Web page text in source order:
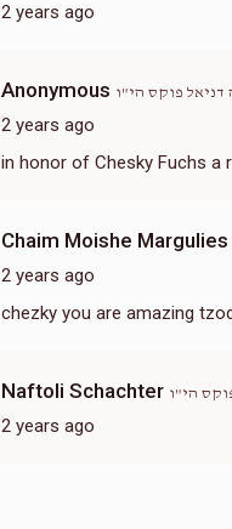
2 years ago
Anonymous דניאל פוקס הי"ו
2 years ago
in honor of Chesky Fuchs a
Chaim Moishe Margulies
2 years ago
Naftoli Schachter הי"ו
2 years ago